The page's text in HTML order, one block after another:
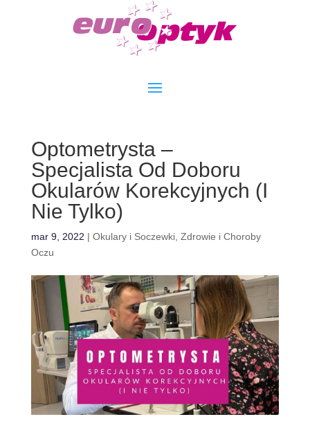
Optometrysta –
Specjalista Od Doboru
Okularów Korekcyjnych (I
Nie Tylko)
mar 9, 2022 | Okulary i Soczewki, Zdrowie i Choroby
Oczu